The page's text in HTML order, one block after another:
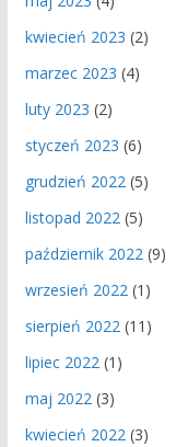
kwiecień 2023 (2)
marzec 2023 (4)
luty 2023 (2)
styczeń 2023 (6)
grudzień 2022(5)
listopad 2022(5)
październik 2022(9)
wrzesień 2022(1)
sierpień 2022(11)
lipiec 2022(1)
maj 2022(3)
kwiecień 2022(3)